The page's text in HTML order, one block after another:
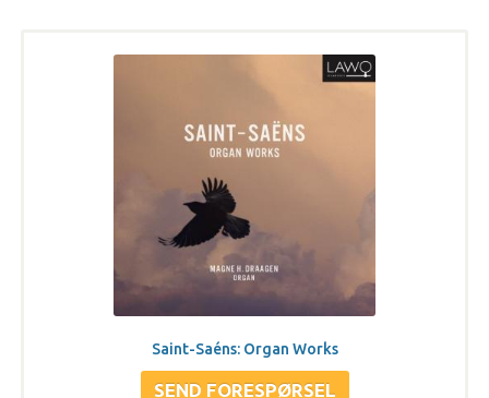
Saint-Saéns: Organ Works